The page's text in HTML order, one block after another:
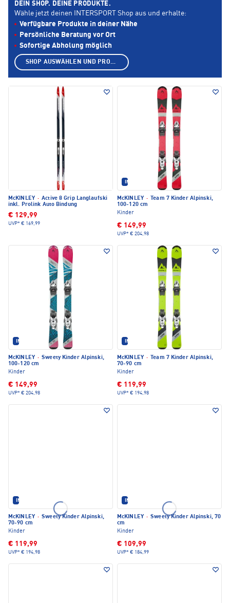
McKINLEY · Active 8 Grip Langlaufski
inkl. Prolink Auto Bindung
€ 129,99
UVP* € 169,99
IM SET ERHÄLTLICH
McKINLEY ·
Team 7 Kinder Alpinski,
100-120 cm
Kinder
€ 149,99
UVP* € 204,98
IM SET ERHÄLTLICH
McKINLEY · Sweety Kinder Alpinski,
100-120 cm
Kinder
€ 149,99
UVP* € 204,98
IM SET ERHÄLTLICH
McKINLEY ·
Team 7 Kinder Alpinski,
70-90 cm
Kinder
€ 119,99
UVP* € 194,98
IM SET ERHÄLTLICH
McKINLEY · Sweety Kinder Alpinski,
70-90 cm
Kinder
€ 119,99
UVP* € 194,98
IM SET ERHÄLTLICH
McKINLEY · Sweety Kinder Alpinski, 70
cm
Kinder
€ 109,99
UVP* € 184,99
DEIN SHOP. DEINE PRODUKTE.
Wähle jetzt deinen INTERSPORT Shop aus und erhalte:
Verfügbare Produkte in deiner Nähe
Persönliche Beratung vor Ort
Sofortige Abholung möglich
SHOP AUSWÄHLEN UND PRODUKTE ANZEIGEN